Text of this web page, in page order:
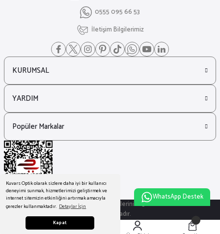
Kuvars Optik olarak sizlere daha iyi bir kullanıcı
deneyimi sunmak, hizmetlerimizi geliştirmek ve
internet sitemizin etkinliğini artırmak amacıyla
çerezler kullanmaktadır. Detaylar İçin
Kapat
0555 095 66 53
İletişim Bilgilerimiz
KURUMSAL
YARDIM
Popüler Markalar
© Tüm Hakları Saklıdır. Kredi kartı bilgileriniz 256bit SSL sertifikası ile
korunmaktadır.
WhatsApp Destek
ile